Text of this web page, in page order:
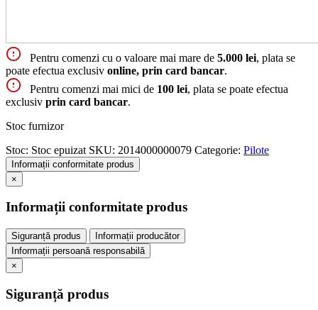
Pentru comenzi cu o valoare mai mare de 5.000 lei, plata se
poate efectua exclusiv online, prin card bancar.
Pentru comenzi mai mici de 100 lei, plata se poate efectua
exclusiv prin card bancar.
Stoc furnizor
Stoc: Stoc epuizat SKU: 2014000000079 Categorie: Pilote
Informații conformitate produs
×
Informații conformitate produs
Siguranță produs
Informații producător
Informații persoană responsabilă
×
Siguranță produs